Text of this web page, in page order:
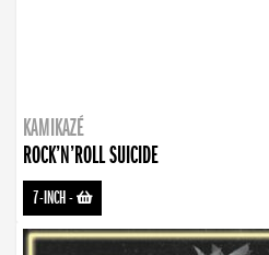
KAMIKAZÉ
ROCK’N’ROLL SUICIDE
7-INCH-